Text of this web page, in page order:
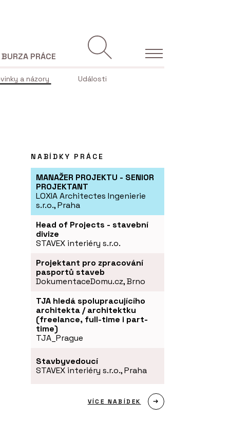
a názory Události
BURZA PRÁCE
NABÍDKY PRÁCE
MANAŽER PROJEKTU - SENIOR
PROJEKTANT
LOXIA Architectes Ingenierie
s.r.o., Praha
Head of Projects - stavební
divize
STAVEX interiéry s.r.o.
Projektant pro zpracování
pasportů staveb
DokumentaceDomu.cz, Brno
TJA hledá spolupracujícího
architekta / architektku
(freelance, full-time i part-
time)
TJA_Prague
Stavbyvedoucí
STAVEX interiéry s.r.o., Praha
VÍCE NABÍDEK